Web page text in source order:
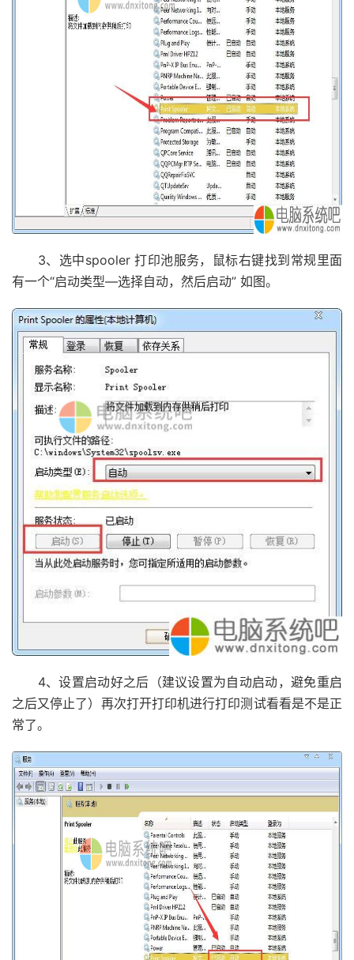
3、选中spooler 打印池服务，鼠标右键找到常规里面
有一个“启动类型—选择自动，然后启动” 如图。
4、设置启动好之后（建议设置为自动启动，避免重启
之后又停止了）再次打开打印机进行打印测试看看是不是正
常了。